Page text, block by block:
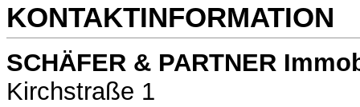
KONTAKTINFORMATION
SCHÄFER & PARTNER
Kirchstraße 1